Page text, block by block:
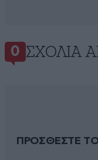
0 ΣΧΌΛΙΑ
ΠΡΟΣΘΕΣΤΕ